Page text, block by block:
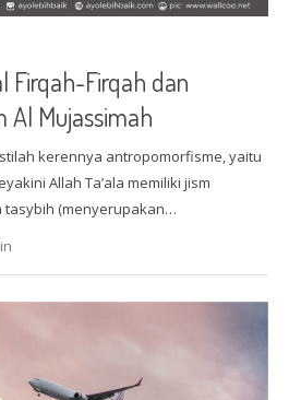
Firqah-Firqah dan
Al Mujassimah
kerennya antropomorfisme, yaitu
Allah Ta’ala memiliki jism
tasybih (menyerupakan…